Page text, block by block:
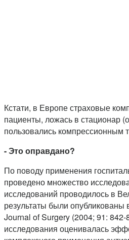
Кстати, в Европе страховые
пациенты, ложась в стационар
пользовались компрессионным
- Это оправдано?
По поводу применения
проведено множество
исследований проводилось в
результаты были опубликованы
Journal of Surgery (2004; 91:
исследования оценивалась